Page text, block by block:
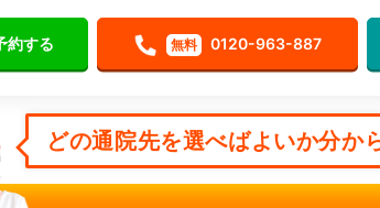
約する 無料 0120-963-887
どの通院先を選べばよいか分か